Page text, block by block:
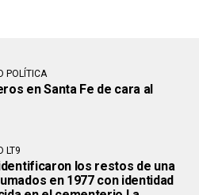
POLÍTICA
en Santa Fe de cara al
LT9
los restos de una
en 1977 con identidad